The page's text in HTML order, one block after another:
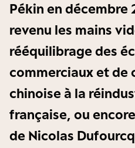
Pékin en décembre
revenu les mains
rééquilibrage des
commerciaux et de
chinoise à la
française, ou
de Nicolas